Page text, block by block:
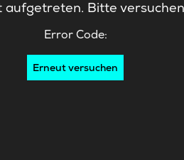
Bitte
Error Code:
Erneut versuchen